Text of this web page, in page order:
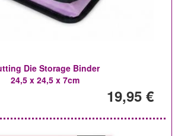
Die Storage Binder
24,5 x 24,5 x 7cm
19,95 €